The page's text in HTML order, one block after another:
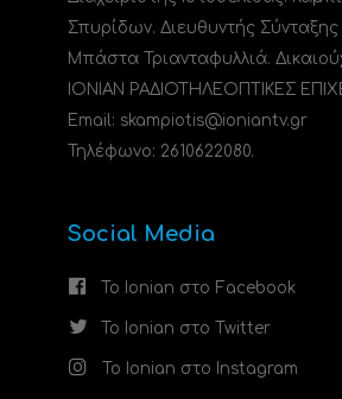
Σπυρίδων. Διευθυντής Σύνταξης
Μπάστα Τριανταφυλλιά.
ΙΟΝΙΑΝ ΡΑΔΙΟΤΗΛΕΟΠΤΙΚΕΣ
Email: skampiotis@ioniantv.gr
Τηλέφωνο: 2610622080.
Social Media
Το Ionian στο Facebook
Το Ionian στο Twitter
Το Ionian στο Instagram